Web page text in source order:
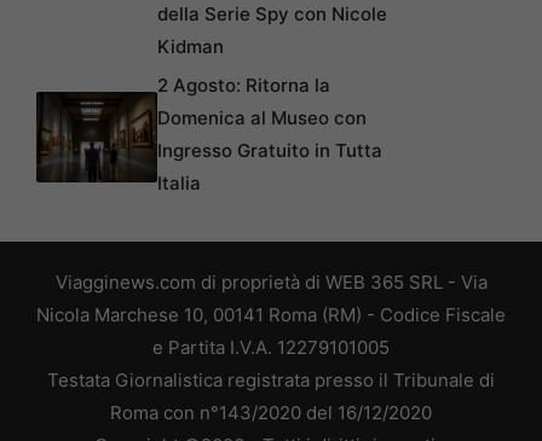
della Serie Spy con Nicole
Kidman
2 Agosto: Ritorna la
Domenica al Museo con
Ingresso Gratuito in Tutta
Italia
Viagginews.com di proprietà di WEB 365 SRL - Via
Nicola Marchese 10, 00141 Roma (RM) - Codice Fiscale
e Partita I.V.A. 12279101005
Testata Giornalistica registrata presso il Tribunale di
Roma con n°143/2020 del 16/12/2020